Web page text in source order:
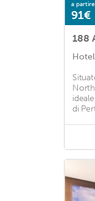
a
91€
188
Hotel
di